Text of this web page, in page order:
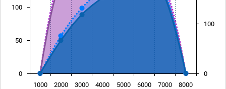
1000 2000 3000 4000 5000 6000 7000 8000
0
50
100
0
100